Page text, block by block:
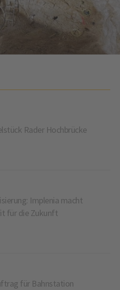
Rader Hochbrücke
Implenia macht
für die Zukunft
für Bahnstation